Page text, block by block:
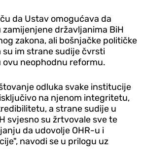
da Ustav omogućava da
državljanima BiH
zakona, ali bošnjačke političke
su im strane sudije čvrsti
ovu neophodnu reformu.
odluka svake institucije
na njenom integritetu,
a strane sudije u
svjesno su žrtvovale sve te
da udovolje OHR-u i
navodi se u prilogu uz